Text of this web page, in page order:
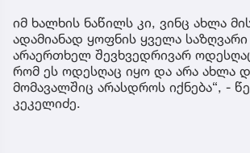
იმ ხალხის ნაწილს კი, ვინც ახლა
ადამიანად ყოფნის ყველა
არაერთხელ შევხვედრივარ
რომ ეს ოდესღაც იყო და არა ახლა
მომავალშიც არასდროს იქნება“, -
კეკელიძე.